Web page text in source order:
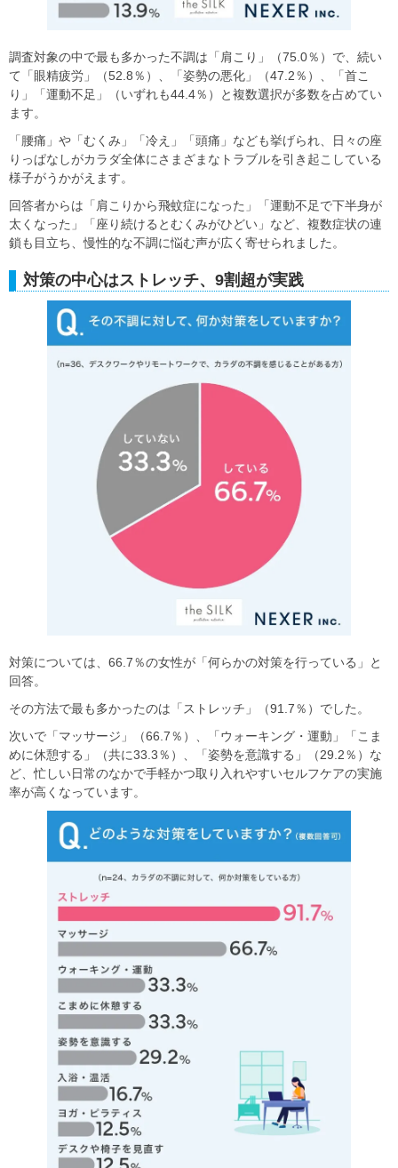
調査対象の中で最も多かった不調は「肩こり」（75.0％）で、続い
て「眼精疲労」（52.8％）、「姿勢の悪化」（47.2％）、「首こ
り」「運動不足」（いずれも44.4％）と複数選択が多数を占めてい
ます。
「腰痛」や「むくみ」「冷え」「頭痛」なども挙げられ、日々の座
りっぱなしがカラダ全体にさまざまなトラブルを引き起こしている
様子がうかがえます。
回答者からは「肩こりから飛蚊症になった」「運動不足で下半身が
太くなった」「座り続けるとむくみがひどい」など、複数症状の連
鎖も目立ち、慢性的な不調に悩む声が広く寄せられました。
対策の中心はストレッチ、9割超が実践
対策については、66.7％の女性が「何らかの対策を行っている」と
回答。
その方法で最も多かったのは「ストレッチ」（91.7％）でした。
次いで「マッサージ」（66.7％）、「ウォーキング・運動」「こま
めに休憩する」（共に33.3％）、「姿勢を意識する」（29.2％）な
ど、忙しい日常のなかで手軽かつ取り入れやすいセルフケアの実施
率が高くなっています。